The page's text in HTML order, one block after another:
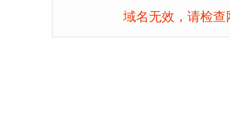
域名无效，请检